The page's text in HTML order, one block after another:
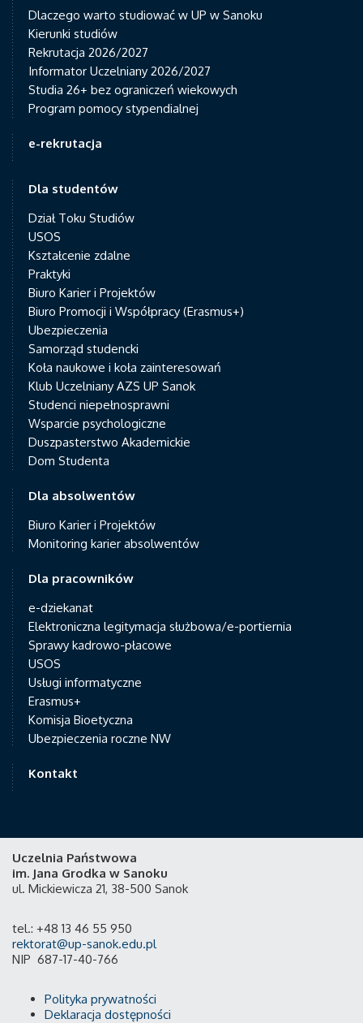
Dlaczego warto studiować w UP w Sanoku
Kierunki studiów
Rekrutacja 2026/2027
Informator Uczelniany 2026/2027
Studia 26+ bez ograniczeń wiekowych
Program pomocy stypendialnej
e-rekrutacja
Dla studentów
Dział Toku Studiów
USOS
Kształcenie zdalne
Praktyki
Biuro Karier i Projektów
Biuro Promocji i Współpracy (Erasmus+)
Ubezpieczenia
Samorząd studencki
Koła naukowe i koła zainteresowań
Klub Uczelniany AZS UP Sanok
Studenci niepełnosprawni
Wsparcie psychologiczne
Duszpasterstwo Akademickie
Dom Studenta
Dla absolwentów
Biuro Karier i Projektów
Monitoring karier absolwentów
Dla pracowników
e-dziekanat
Elektroniczna legitymacja służbowa/e-portiernia
Sprawy kadrowo-płacowe
USOS
Usługi informatyczne
Erasmus+
Komisja Bioetyczna
Ubezpieczenia roczne NW
Kontakt
Uczelnia Państwowa
im. Jana Grodka w Sanoku
ul. Mickiewicza 21, 38-500 Sanok
tel.: +48 13 46 55 950
rektorat@up-sanok.edu.pl
NIP 687-17-40-766
Polityka prywatności
Deklaracja dostępności